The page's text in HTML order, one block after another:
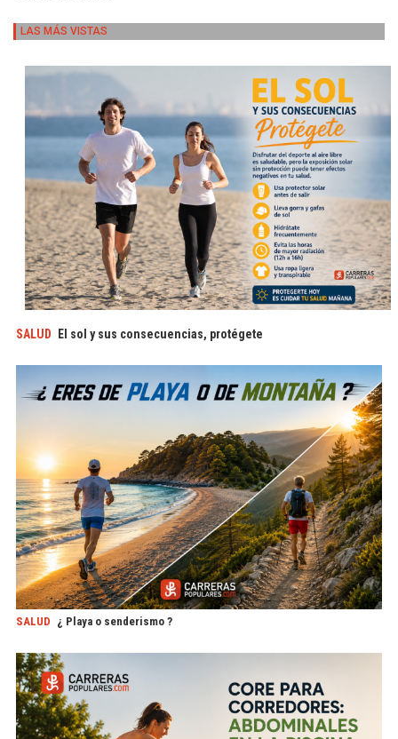
LAS MÁS VISTAS
SALUD El sol y sus consecuencias, protégete
SALUD ¿ Playa o senderismo ?